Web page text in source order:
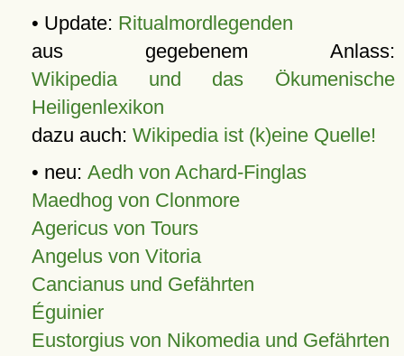
• Update: Ritualmordlegenden
aus gegebenem Anlass:
Wikipedia und das Ökumenische
Heiligenlexikon
dazu auch: Wikipedia ist (k)eine Quelle!
• neu: Aedh von Achard-Finglas
Maedhog von Clonmore
Agericus von Tours
Angelus von Vitoria
Cancianus und Gefährten
Éguinier
Eustorgius von Nikomedia und Gefährten